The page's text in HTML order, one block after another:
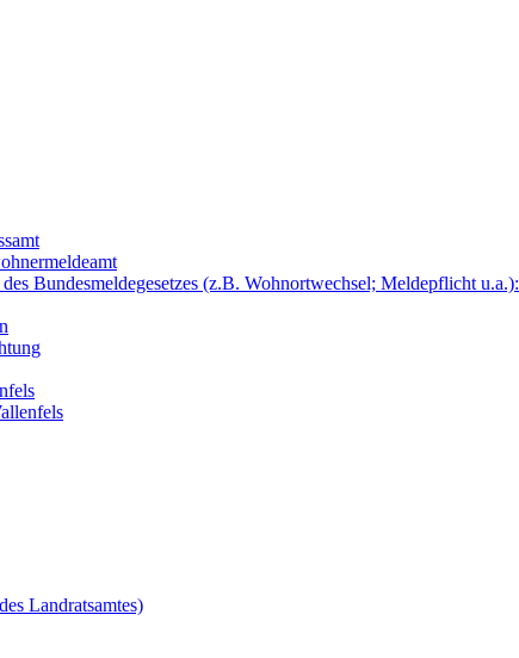
Bundesmeldegesetzes (z.B. Wohnortwechsel; Meldepflicht u.a.):
Landratsamtes)